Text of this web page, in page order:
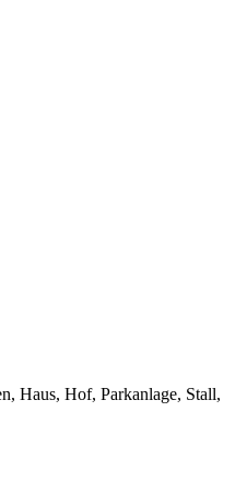
Haus, Hof, Parkanlage, Stall,